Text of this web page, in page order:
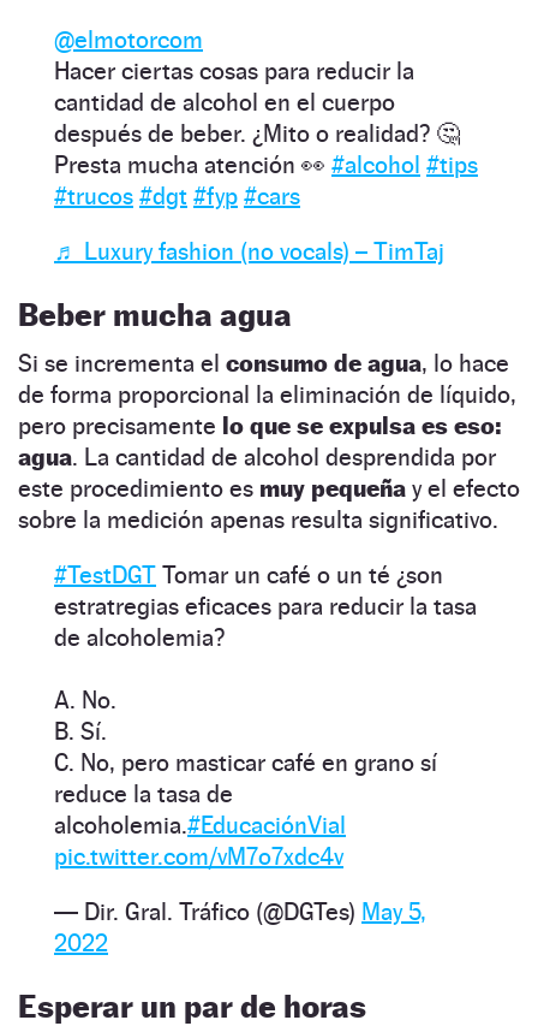
@elmotorcom
Hacer ciertas cosas para reducir la
cantidad de alcohol en el cuerpo
después de beber. ¿Mito o realidad? 🤔
Presta mucha atención 👀 #alcohol #tips
#trucos #dgt #fyp #cars
♬ Luxury fashion (no vocals) – TimTaj
Beber mucha agua
Si se incrementa el consumo de agua, lo hace
de forma proporcional la eliminación de líquido,
pero precisamente lo que se expulsa es eso:
agua. La cantidad de alcohol desprendida por
este procedimiento es muy pequeña y el efecto
sobre la medición apenas resulta significativo.
#TestDGT Tomar un café o un té ¿son
estratregias eficaces para reducir la tasa
de alcoholemia?
A. No.
B. Sí.
C. No, pero masticar café en grano sí
reduce la tasa de
alcoholemia.#EducaciónVial
pic.twitter.com/vM7o7xdc4v
— Dir. Gral. Tráfico (@DGTes) May 5,
2022
Esperar un par de horas